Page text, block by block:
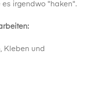
es irgendwo "haken".
Kleben und